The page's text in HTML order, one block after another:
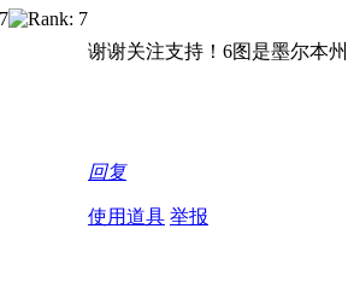
谢谢关注支持！6图是墨尔本
回复
使用道具 举报